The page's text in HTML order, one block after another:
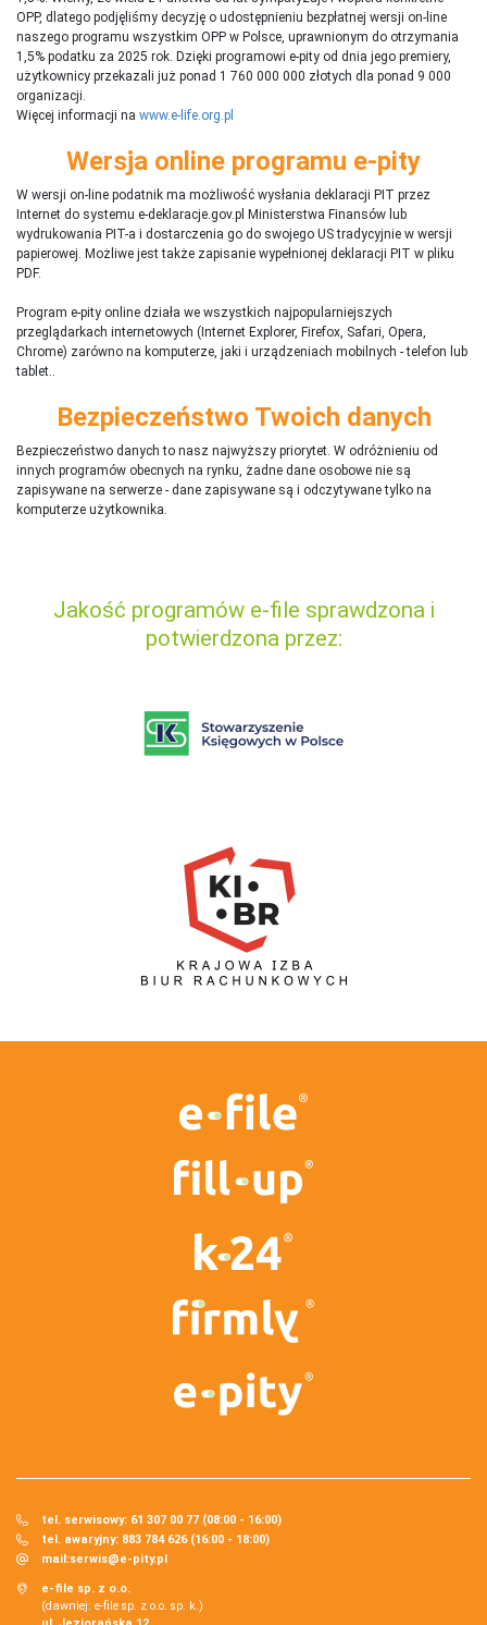
OPP, dlatego podjęliśmy decyzję o udostępnieniu bezpłatnej wersji on-line
naszego programu wszystkim OPP w Polsce, uprawnionym do otrzymania
1,5% podatku za 2025 rok. Dzięki programowi e-pity od dnia jego premiery,
użytkownicy przekazali już ponad 1 760 000 000 złotych dla ponad 9 000
organizacji.
Więcej informacji na www.e-life.org.pl
Wersja online programu e-pity
W wersji on-line podatnik ma możliwość wysłania deklaracji PIT przez
Internet do systemu e-deklaracje.gov.pl Ministerstwa Finansów lub
wydrukowania PIT-a i dostarczenia go do swojego US tradycyjnie w wersji
papierowej. Możliwe jest także zapisanie wypełnionej deklaracji PIT w pliku
PDF.
Program e-pity online działa we wszystkich najpopularniejszych
przeglądarkach internetowych (Internet Explorer, Firefox, Safari, Opera,
Chrome) zarówno na komputerze, jaki i urządzeniach mobilnych - telefon lub
tablet..
Bezpieczeństwo Twoich danych
Bezpieczeństwo danych to nasz najwyższy priorytet. W odróżnieniu od
innych programów obecnych na rynku, żadne dane osobowe nie są
zapisywane na serwerze - dane zapisywane są i odczytywane tylko na
komputerze użytkownika.
Jakość programów e-file sprawdzona i
potwierdzona przez:
tel. serwisowy: 61 307 00 77 (08:00 - 16:00)
tel. awaryjny: 883 784 626 (16:00 - 18:00)
mail:serwis@e-pity.pl
e-file sp. z o.o.
(dawniej: e-file sp. z o.o. sp. k.)